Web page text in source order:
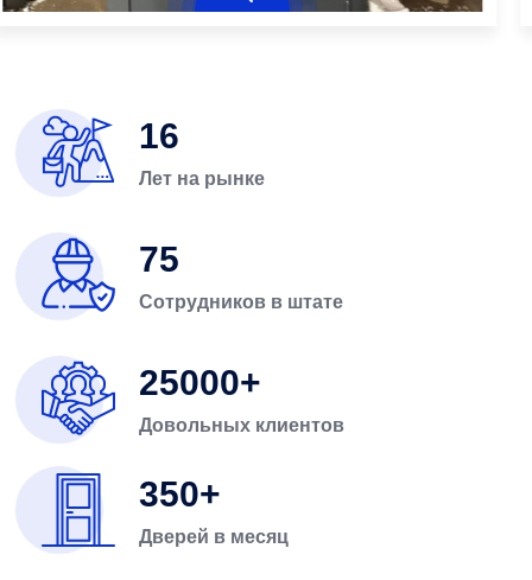
16
Лет на рынке
75
Сотрудников в штате
25000
Довольных клиентов
350
Дверей в месяц